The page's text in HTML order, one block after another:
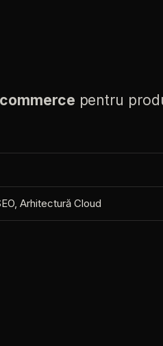
pentru
Arhitectură Cloud